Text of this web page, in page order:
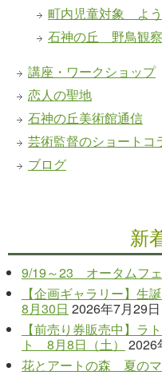
町内児童対象 よ
石神の丘 野鳥観
講座・ワークショップ
恋人の聖地
石神の丘美術館通信
芸術監督のショートコ
ブログ
新
9/19～23 オータムフ
【企画ギャラリー】
8月30日 2026年7月29日
【前売り券販売中】ラ
ト 8月8日（土）
2026
花とアートの森 夏の